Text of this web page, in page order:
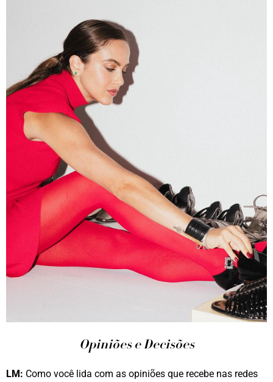
Opiniões e Decisões
LM: Como você lida com as opiniões que recebe nas redes